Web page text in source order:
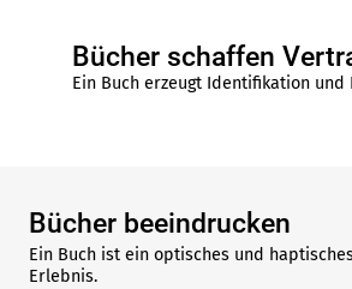
Bücher schaffen
Ein Buch erzeugt Identifikation und
Bücher beeindrucken
Ein Buch ist ein optisches und
Erlebnis.